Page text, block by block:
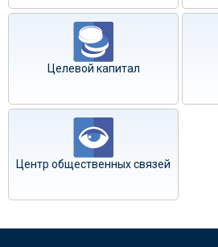
Целевой капитал
Центр общественных связей